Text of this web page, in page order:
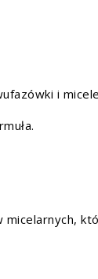
i
micelarnych,